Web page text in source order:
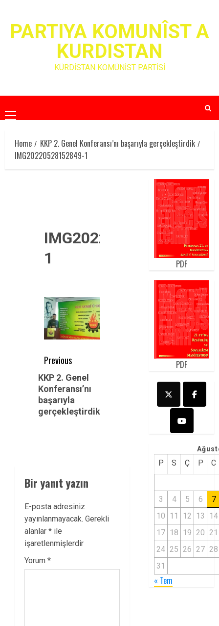
contentPARTIYA KOMUNÎST A
KURDISTAN
KÜRDİSTAN KOMÜNİST PARTİSİ
Primary
Menu
Home
KKP 2. Genel Konferansı’nı başarıyla gerçekleştirdik
IMG20220528152849-1
IMG20220528152849-
1
Post
navigation
Previous
Previous
post:
KKP 2. Genel
Konferansı’nı
başarıyla
gerçekleştirdik
Bir yanıt yazın
E-posta adresiniz
yayınlanmayacak. Gerekli
alanlar * ile
işaretlenmişlerdir
Yorum *
PDF
PDF
P S Ç P C
3 4 5 6
7
10 11 12 13
14
17 18 19 20 21
24 25 26 27 28
31
« Tem